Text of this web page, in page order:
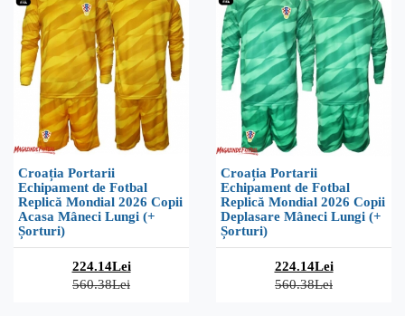
Croația Portarii
Echipament de Fotbal
Replică Mondial 2026 Copii
Acasa Mâneci Lungi (+
Șorturi)
224.14Lei
560.38Lei
Croația Portarii
Echipament de Fotbal
Replică Mondial 2026 Copii
Deplasare Mâneci Lungi (+
Șorturi)
224.14Lei
560.38Lei